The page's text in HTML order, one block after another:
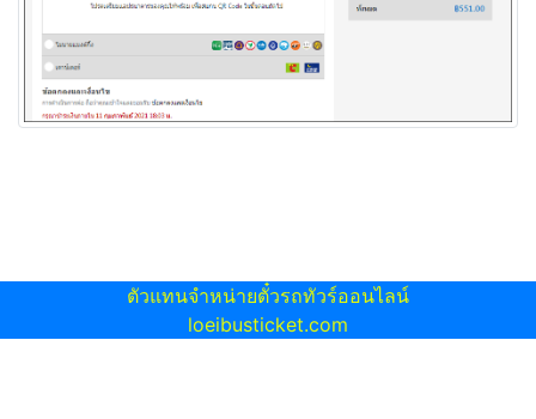
ตัวแทนจำหน่ายตั๋วรถทัวร์ออนไลน์
loeibusticket.com